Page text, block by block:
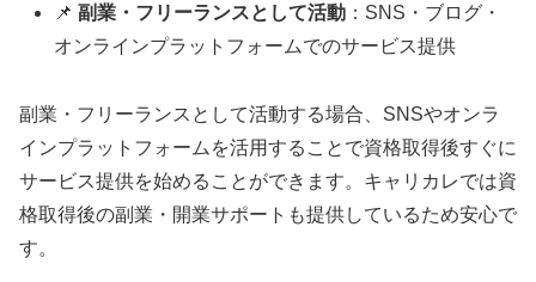
📌副業・フリーランスとして活動 ：SNS・ブログ・
オンラインプラットフォームでのサービス提供
副業・フリーランスとして活動する場合、SNSやオンラ
インプラットフォームを活用することで資格取得後すぐに
サービス提供を始めることができます。キャリカレでは資
格取得後の副業・開業サポートも提供しているため安心で
す。